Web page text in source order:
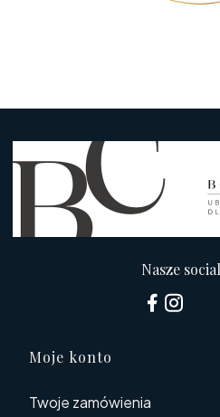
Nasze
Linki w stopce
Moje konto
Twoje zamówienia